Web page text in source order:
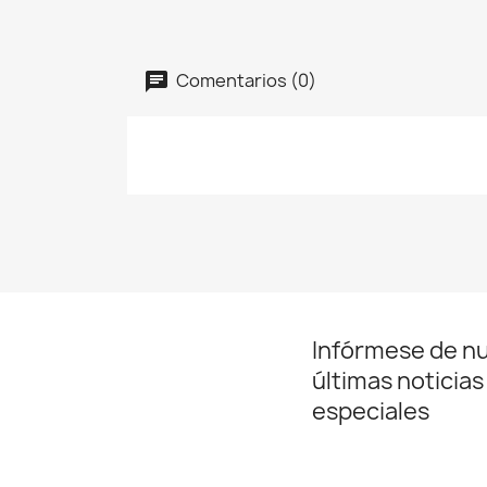
Comentarios (0)
Infórmese de
últimas
especiales